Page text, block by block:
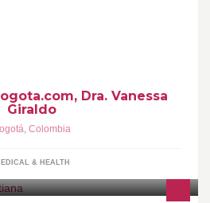
Dra. Vanessa
Giraldo
, Colombia
& HEALTH